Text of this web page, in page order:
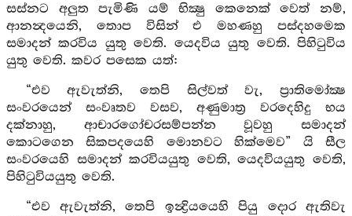
සස්නට අලුත පැමිණි යම් භික්‍ෂු කෙනෙක් වෙත් නම්,
ආනන්‍දයෙනි, තොප විසින් එ මහණහු පස්දහමෙක
සමාදන් කරවිය යුතු වෙති. යෙදවිය යුතු වෙති. පිහිටුවිය
යුතු වෙති. කවර පසෙක යත්:
“එව ඇවැත්නි, තෙපි සිල්වත් වැ, ප්‍රාතිමෝක්‍ෂ
සංවරයෙන් සංවෘතව වසව, අණුමාත්‍ර වරදෙහිදු භය
දක්නාහු, ආචාරගෝචරසම්පන්න වූවහු සමාදන්
කොටගෙන සිකපදයෙහි මොනවට හික්මෙව” යි සීල
සංවරයෙහි සමාදන් කරවියයුතු වෙති, යෙදවියයුතු වෙති,
පිහිටුවියයුතු වෙති.
“එව ඇවැත්නි, තෙපි ඉන්‍ද්‍රියයෙහි පියු දොර ඇතිවැ